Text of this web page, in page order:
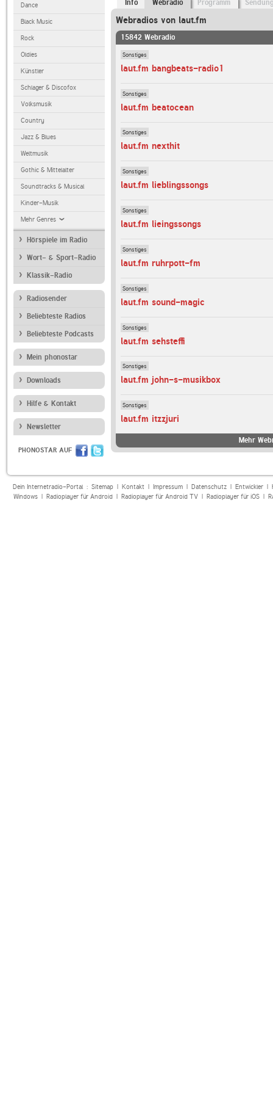
Dance
Black Music
Rock
Oldies
Künstler
Schlager & Discofox
Volksmusik
Country
Jazz & Blues
Weltmusik
Gothic & Mittelalter
Soundtracks & Musical
Kinder-Musik
Mehr Genres
Hörspiele im Radio
Wort- & Sport-Radio
Klassik-Radio
Radiosender
Beliebteste Radios
Beliebteste Podcasts
Mein phonostar
Downloads
Hilfe & Kontakt
Newsletter
PHONOSTAR AUF
Info Webradio Programm
Webradios von laut.fm
15842 Webradio
Sonstiges
laut.fm bangbeats-radio1
Sonstiges
laut.fm beatocean
Sonstiges
laut.fm nexthit
Sonstiges
laut.fm lieblingssongs
Sonstiges
laut.fm lieingssongs
Sonstiges
laut.fm ruhrpott-fm
Sonstiges
laut.fm sound-magic
Sonstiges
laut.fm sehsteffi
Sonstiges
laut.fm john-s-musikbox
Sonstiges
laut.fm itzzjuri
Mehr
Dein Internetradio-Portal : Sitemap| Kontakt| Impressum| Datenschutz| Entwickler|
Windows| Radioplayer für Android| Radioplayer für Android TV| Radioplayer für iOS|